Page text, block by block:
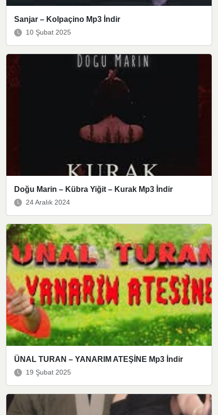
Sanjar – Kolpaçino Mp3 İndir
10 Şubat 2025
Doğu Marin – Kübra Yiğit – Kurak Mp3 İndir
24 Aralık 2024
ÜNAL TURAN – YANARIM ATEŞİNE Mp3 İndir
19 Şubat 2025